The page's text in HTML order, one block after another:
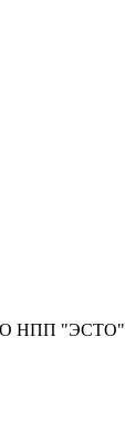
НПП "ЭСТО"